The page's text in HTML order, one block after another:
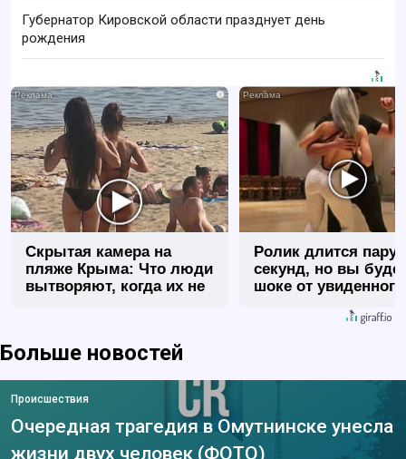
Губернатор Кировской области празднует день
рождения
i
Скрытая камера на
пляже Крыма: Что люди
вытворяют, когда их не
Ролик длится пару
секунд, но вы
шоке от увиденного
Больше новостей
Происшествия
Очередная трагедия в Омутнинске унесла
жизни двух человек (ФОТО)